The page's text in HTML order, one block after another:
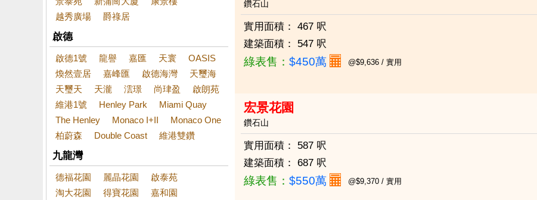
越秀廣場
爵祿居
啟德
啟德1號 龍譽 嘉匯 天寰
OASIS
煥然壹居
嘉峰匯 啟德海灣
天璽海
天璽天
天瀧 澐璟 尚珒盈
啟朗苑
維港1號
Henley Park
Miami Quay
The Henley
Monaco I+II
Monaco One
柏蔚森
Double Coast 維港雙鑽
九龍灣
德福花園 麗晶花園
啟泰苑
淘大花園
得寶花園
嘉和園
鑽石山
實用面積：
467 呎
建築面積：
547 呎
綠表售： $450萬 @$9,636 / 實用
宏景花園
鑽石山
實用面積：
587 呎
建築面積：
687 呎
綠表售： $550萬 @$9,370 / 實用